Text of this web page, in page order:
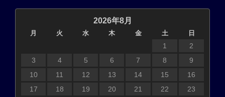
2026年8月
月 火 水 木 金 土 日
1
2
3
4 5 6 7 8
9
10
11 12 13 14 15
16
17
18 19 20 21 22
23